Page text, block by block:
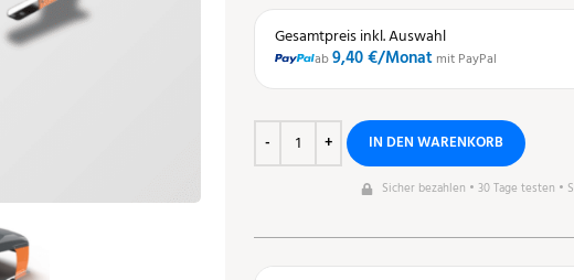
Gesamtpreis inkl. Auswahl
ab9,40 €/Monat mit PayPal
IN DEN WARENKORB
Sicher bezahlen • 30 Tage testen •